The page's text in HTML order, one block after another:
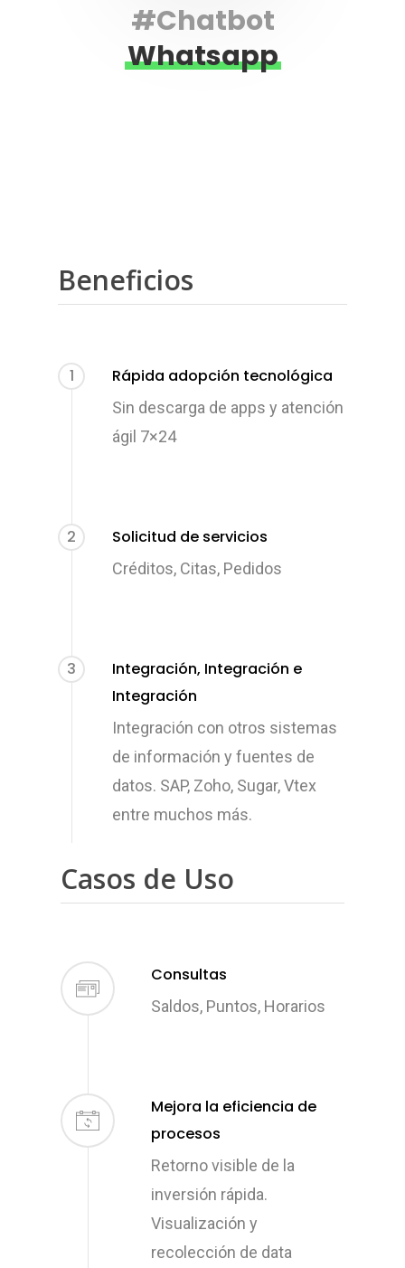
#Chatbot
Whatsapp
Beneficios
1 Rápida adopción tecnológica
Sin descarga de apps y atención
ágil 7×24
2 Solicitud de servicios
Créditos, Citas, Pedidos
3
Integración, Integración e
Integración
Integración con otros sistemas
de información y fuentes de
datos. SAP, Zoho, Sugar, Vtex
entre muchos más.
Casos de Uso
Consultas
Saldos, Puntos, Horarios
Mejora la eficiencia de
procesos
Retorno visible de la
inversión rápida.
Visualización y
recolección de data